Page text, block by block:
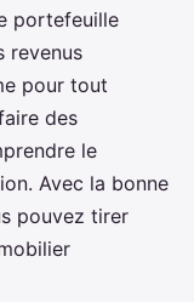
portefeuille
revenus
pour tout
des
le
Avec la bonne
pouvez tirer